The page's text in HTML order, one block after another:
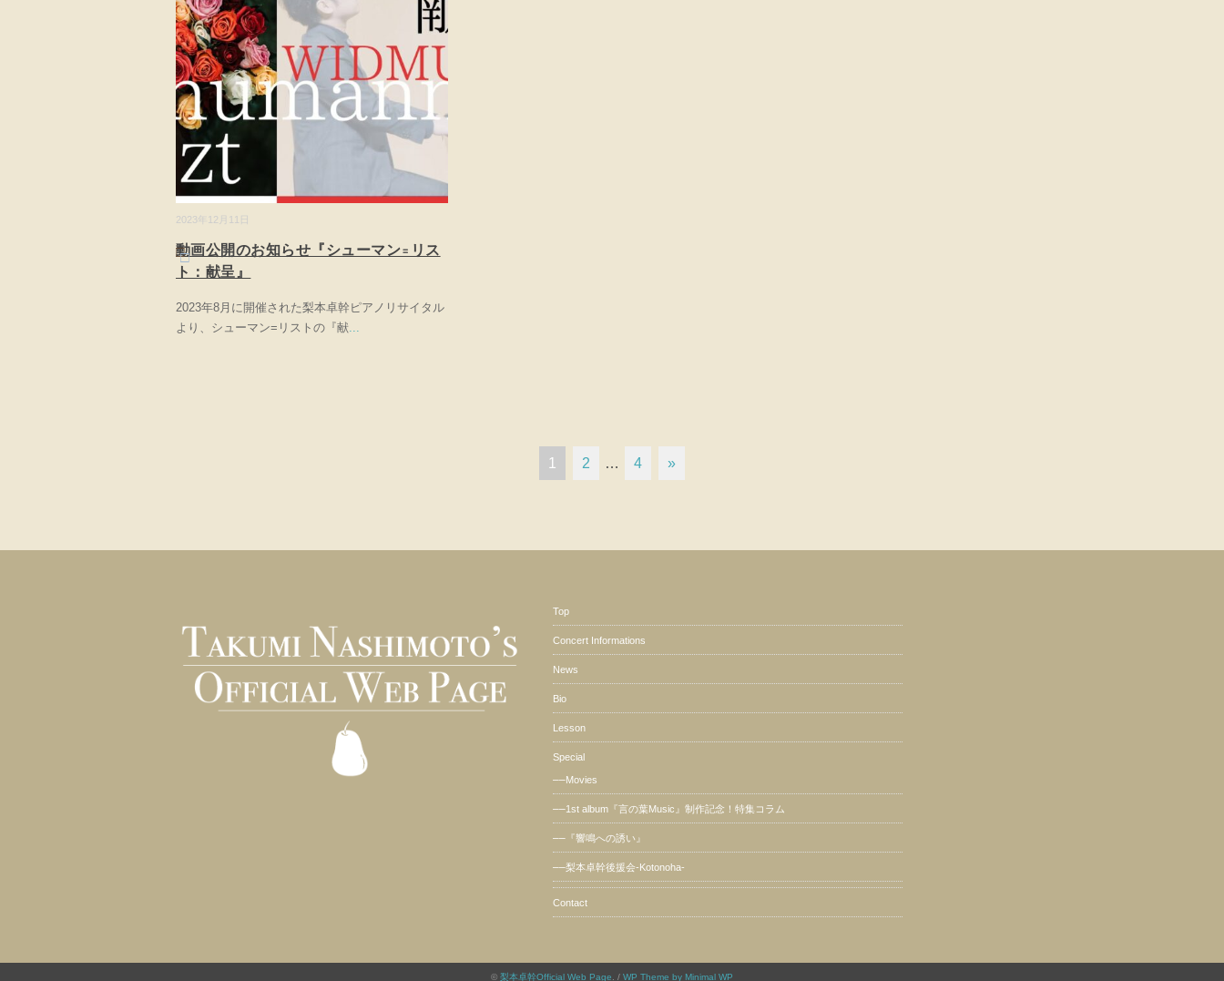
2023年12月11日
動画公開のお知らせ『シューマン=リス
ト：献呈』
2023年8月に開催された梨本卓幹ピアノリサイタル
より、シューマン=リストの『献...
1 2 … 4 »
Top
Concert Informations
News
Bio
Lesson
Special
––Movies
––1st album『言の葉Music』制作記念！特集コラム
––『響鳴への誘い』
––梨本卓幹後援会-Kotonoha-
Contact
© 梨本卓幹Official Web Page . / WP Theme by Minimal WP